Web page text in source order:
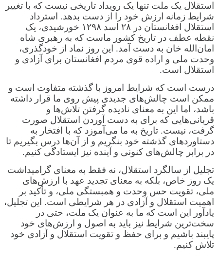
استقلال یک ملت تنها یک رویداد تاریخی نیست که با تغییر
شرایط زمانه ارزش خود را از دست بدهد. استرداد
استقلال افغانستان در ۲۸ اسد ۱۲۹۸ خورشیدی، یک
نقطه عطف در تاریخ کشور ماست که به رهبری شاه
امان‌الله خان به دست آمد. این روز نماد از خودگذری،
وحدت ملی و اراده قوی مردم افغانستان برای آزادی و
استقلال است.
درست است که شرایط امروز با گذشته متفاوت است و
ممکن است چالش‌های جدیدی پیش روی ما قرار داشته
باشد، اما این به معنای نادیده گرفتن تلاش‌ها و
قربانی‌هایی که برای به دست آوردن استقلال صورت
گرفت، نیست. تاریخ به ما می‌آموزد که با افتخار به
دستاوردهای گذشته خود بنگریم و از آن‌ها درس بگیریم تا
در برابر چالش‌های کنونی و آینده نیز ایستادگی کنیم.
تجلیل از سالگرد استقلال، نه فقط به معنای گرامیداشت
یک روز خاص، بلکه به معنای تجدید عهد با ارزش‌های
ملی، تقویت حس وحدت و همبستگی ملی، و تأکید بر
اهمیت استقلال و آزادی در هر شرایطی است. این تجلیل،
یادآور این است که ما به عنوان یک ملت، حتی در
سخت‌ترین شرایط نیز باید به اصول و ارزش‌های خود
پایبند باشیم و برای حفظ و تقویت استقلال و آزادی خود
تلاش کنیم.